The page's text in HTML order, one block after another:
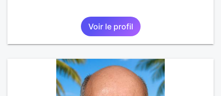
Voir le profil